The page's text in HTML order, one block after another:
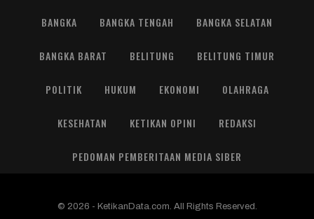
BANGKA BANGKA TENGAH BANGKA SELATAN
BANGKA BARAT BELITUNG BELITUNG TIMUR
POLITIK HUKUM EKONOMI OLAHRAGA
KESEHATAN KETIKAN OPINI REDAKSI
PEDOMAN PEMBERITAAN MEDIA SIBER
© 2026 - KetikanData.com. All Rights Reserved.